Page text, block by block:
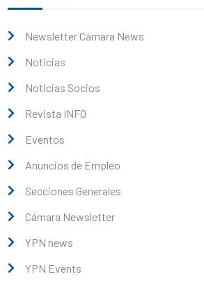
Newsletter Cámara News
Noticias
Noticias Socios
Revista INFO
Eventos
Anuncios de Empleo
Secciones Generales
Cámara Newsletter
YPN news
YPN Events